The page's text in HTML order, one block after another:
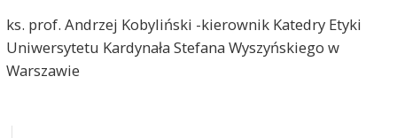
ks. prof. Andrzej Kobyliński -kierownik Katedry Etyki
Uniwersytetu Kardynała Stefana Wyszyńskiego w
Warszawie